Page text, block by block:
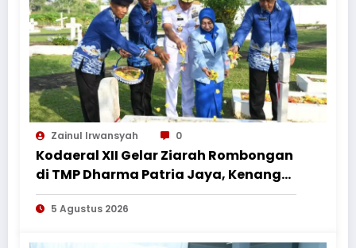
Zainul Irwansyah 0
Kodaeral XII Gelar Ziarah Rombongan
di TMP Dharma Patria Jaya, Kenang
Jasa Pahlawan dalam Peringatan
HUT ke-1
5 Agustus 2026